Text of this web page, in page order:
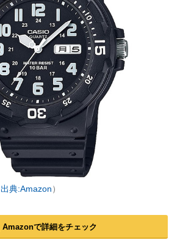
出典:Amazon）
Amazonで詳細をチェック